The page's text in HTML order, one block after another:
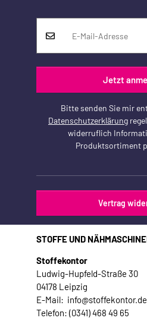
Jetzt
Bitte senden Sie mir
Datenschutzerklärung
widerruflich
Produktsortiment
Vertrag
STOFFE UND
Stoffekontor
Ludwig-Hupfeld-Straße 30
04178 Leipzig
E-Mail: info@stoffekontor.de
Telefon: (0341) 468 49 65